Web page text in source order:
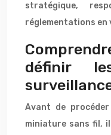
stratégique,
réglementations en
définir
Avant de
miniature sans fil,